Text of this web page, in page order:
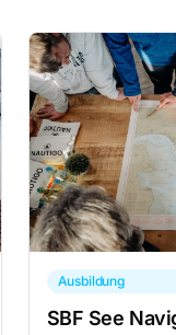
Ausbildung
SBF See